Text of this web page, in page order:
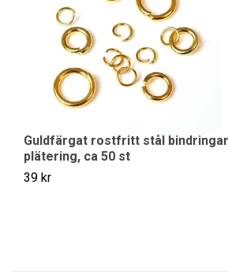
Guldfärgat rostfritt stål
plätering, ca 50 st
39 kr